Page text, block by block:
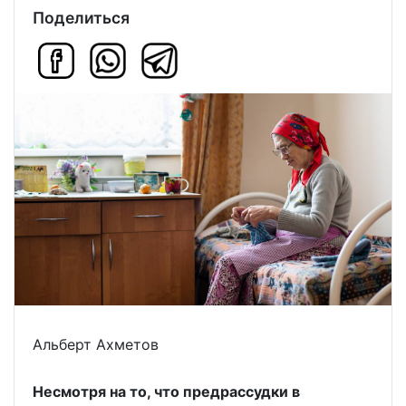
Поделиться
Альберт Ахметов
Несмотря на то, что предрассудки в